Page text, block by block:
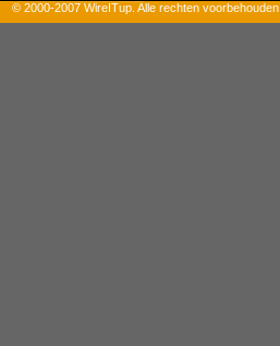
© 2000-2007 WireITup. Alle rechten voorbehouden.